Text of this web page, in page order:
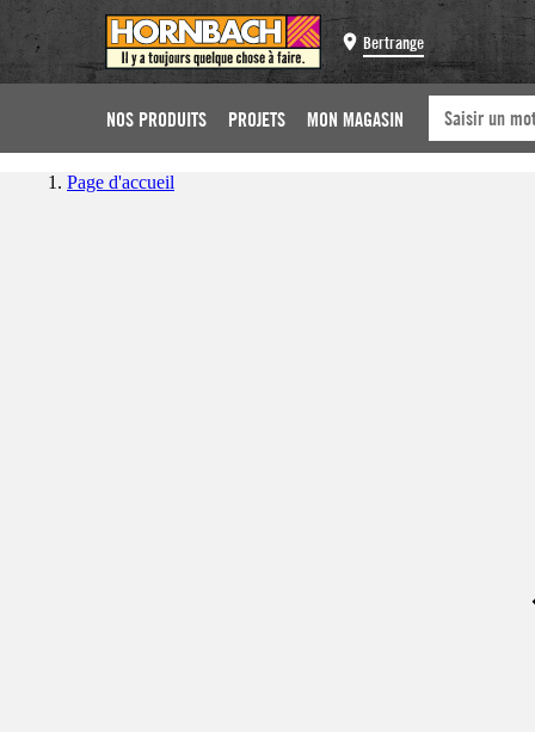
Bertrange
NOS PRODUITS PROJETS MON MAGASIN
Page d'accueil